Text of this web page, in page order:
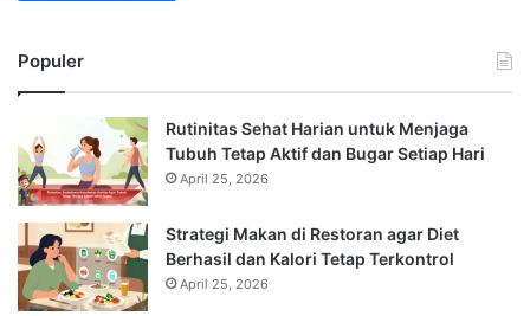
Populer
Rutinitas Sehat Harian untuk Menjaga
Tubuh Tetap Aktif dan Bugar Setiap Hari
April 25, 2026
Strategi Makan di Restoran agar Diet
Berhasil dan Kalori Tetap Terkontrol
April 25, 2026